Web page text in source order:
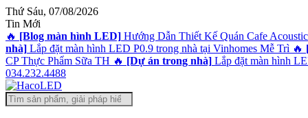
Thứ Sáu, 07/08/2026
Tin Mới
🔥 [Blog màn hình LED] Hướng Dẫn Thiết Kế Quán Cafe
nhà] Lắp đặt màn hình LED P0.9 trong nhà tại Vinhomes Mễ Trì 🔥
CP Thực Phẩm Sữa TH 🔥 [Dự án trong nhà] Lắp đặt màn hình
034.232.4488
@!-/#Chào
mỪng1
@!-/#Chào
mỪng1
@!-/#Chào
mỪng1
@!-/#Chào
mỪng1